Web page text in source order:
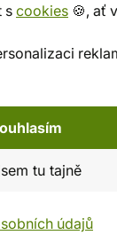
scookies 🍪, ať
tu tajně
údajů